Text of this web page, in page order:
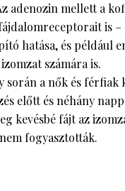
adenozin mellett a
is –
hatása, és például
számára is.
során a nők és férfiak
előtt és néhány
kevésbé fájt az
fogyasztották.